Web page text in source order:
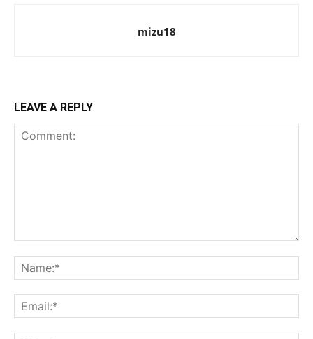
mizu18
LEAVE A REPLY